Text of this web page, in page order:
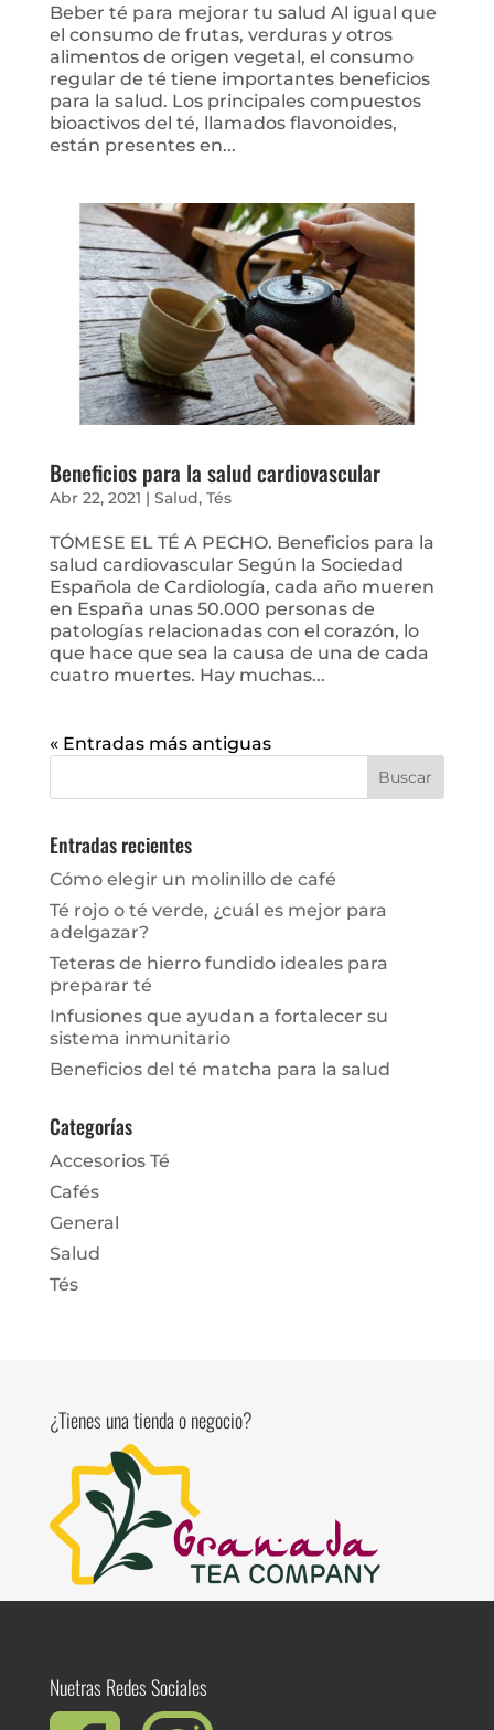
Beber té para mejorar tu salud Al igual que
el consumo de frutas, verduras y otros
alimentos de origen vegetal, el consumo
regular de té tiene importantes beneficios
para la salud. Los principales compuestos
bioactivos del té, llamados flavonoides,
están presentes en...
Beneficios para la salud cardiovascular
Abr 22, 2021 | Salud, Tés
TÓMESE EL TÉ A PECHO. Beneficios para la
salud cardiovascular Según la Sociedad
Española de Cardiología, cada año mueren
en España unas 50.000 personas de
patologías relacionadas con el corazón, lo
que hace que sea la causa de una de cada
cuatro muertes. Hay muchas...
« Entradas más antiguas
Entradas recientes
Cómo elegir un molinillo de café
Té rojo o té verde, ¿cuál es mejor para
adelgazar?
Teteras de hierro fundido ideales para
preparar té
Infusiones que ayudan a fortalecer su
sistema inmunitario
Beneficios del té matcha para la salud
Categorías
Accesorios Té
Cafés
General
Salud
Tés
¿Tienes una tienda o negocio?
Nuetras Redes Sociales